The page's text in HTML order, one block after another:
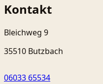
Kontakt
Bleichweg 9
35510 Butzbach
06033 65534